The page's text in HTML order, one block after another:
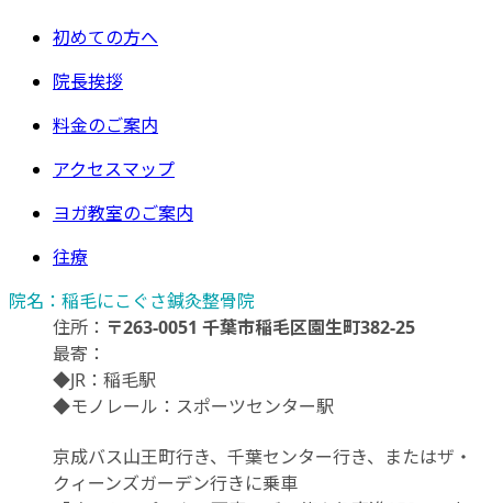
初めての方へ
院長挨拶
料金のご案内
アクセスマップ
ヨガ教室のご案内
往療
院名 ：稲毛にこぐさ鍼灸整骨院
住所 ： 〒263-0051 千葉市稲毛区園生町382-25
最寄 ：
◆JR：稲毛駅
◆モノレール：スポーツセンター駅
京成バス山王町行き、千葉センター行き、またはザ・
クィーンズガーデン行きに乗車